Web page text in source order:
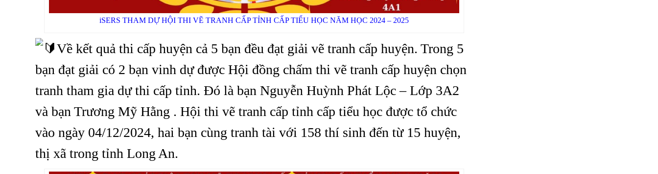
iSERS THAM DỰ HỘI THI VẼ TRANH CẤP TỈNH CẤP TIỂU HỌC NĂM HỌC 2024 – 2025
Về kết quả thi cấp huyện cả 5 bạn đều đạt giải vẽ tranh cấp huyện. Trong 5
bạn đạt giải có 2 bạn vinh dự được Hội đồng chấm thi vẽ tranh cấp huyện chọn
tranh tham gia dự thi cấp tỉnh. Đó là bạn Nguyễn Huỳnh Phát Lộc – Lớp 3A2
và bạn Trương Mỹ Hằng . Hội thi vẽ tranh cấp tỉnh cấp tiểu học được tổ chức
vào ngày 04/12/2024, hai bạn cùng tranh tài với 158 thí sinh đến từ 15 huyện,
thị xã trong tỉnh Long An.